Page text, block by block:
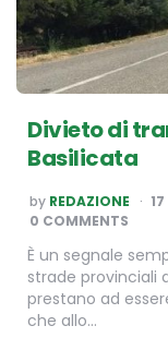
Divieto di
Basilicata
POSTED
BY
by REDAZIONE
0 COMMENTS
È un segnale
strade provinciali
prestano ad
che allo…